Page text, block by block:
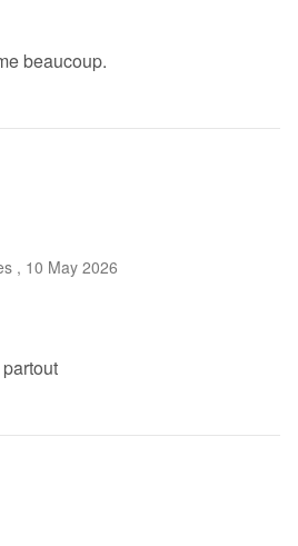
beaucoup.
, 10 May 2026